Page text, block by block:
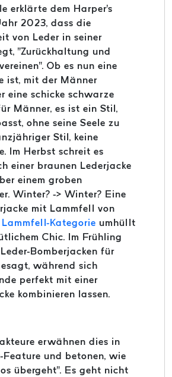
erklärte dem Harper's
2023, dass die
von Leder in seiner
"Zurückhaltung und
Ob es nun eine
ist, mit der Männer
eine schicke schwarze
Männer, es ist ein Stil,
ohne seine Seele zu
Stil, keine
Im Herbst schreit es
einer braunen Lederjacke
einem groben
Winter? -> Winter? Eine
mit Lammfell von
Lammfell-Kategorie umhüllt
Chic. Im Frühling
Bomberjacken für
während sich
perfekt mit einer
kombinieren lassen.
erwähnen dies in
und betonen, wie
übergeht". Es geht nicht